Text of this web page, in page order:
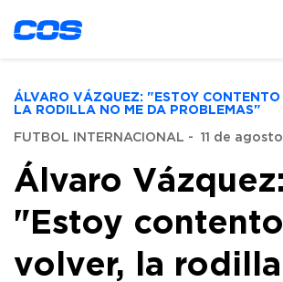
ÁLVARO VÁZQUEZ: "ESTOY CONTENTO
LA RODILLA NO ME DA PROBLEMAS"
FUTBOL INTERNACIONAL - 11 de
Álvaro Vázquez:
"Estoy
volver, la